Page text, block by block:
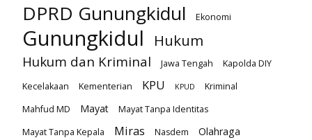
DPRD Gunungkidul Ekonomi
Gunungkidul Hukum
Hukum dan Kriminal Jawa Tengah
Kapolda DIY
Kecelakaan
Kementerian KPU KPUD
Kriminal
Mahfud MD
Mayat
Mayat Tanpa Identitas
Mayat Tanpa Kepala
Miras Nasdem Olahraga